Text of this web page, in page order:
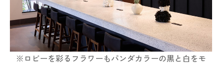
※ロビーを彩るフラワーもパンダカラーの黒と白をモ